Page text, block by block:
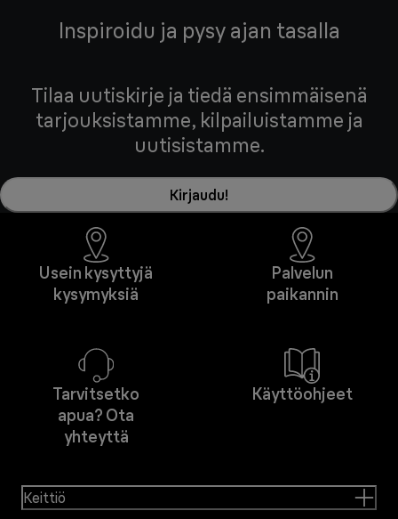
Inspiroidu ja pysy ajan tasalla
Tilaa uutiskirje ja tiedä ensimmäisenä
tarjouksistamme, kilpailuistamme ja
uutisistamme.
Kirjaudu!
Usein kysyttyjä
kysymyksiä
Palvelun
paikannin
Tarvitsetko
apua? Ota
yhteyttä
Käyttöohjeet
Keittiö